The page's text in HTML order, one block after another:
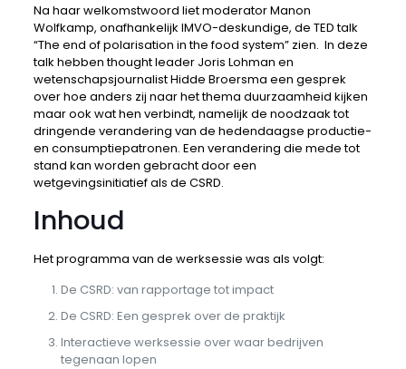
Na haar welkomstwoord liet moderator Manon
Wolfkamp, onafhankelijk IMVO-deskundige, de TED talk
“The end of polarisation in the food system” zien. In deze
talk hebben thought leader Joris Lohman en
wetenschapsjournalist Hidde Broersma een gesprek
over hoe anders zij naar het thema duurzaamheid kijken
maar ook wat hen verbindt, namelijk de noodzaak tot
dringende verandering van de hedendaagse productie-
en consumptiepatronen. Een verandering die mede tot
stand kan worden gebracht door een
wetgevingsinitiatief als de CSRD.
Inhoud
Het programma van de werksessie was als volgt:
De CSRD: van rapportage tot impact
De CSRD: Een gesprek over de praktijk
Interactieve werksessie over waar bedrijven
tegenaan lopen